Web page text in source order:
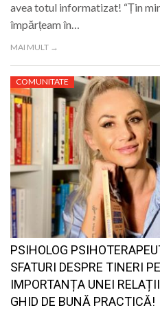
avea totul informatizat! “Țin
împărțeam în…
MAI MULT →
COMUNITATE
PSIHOLOG
SFATURI DESPRE TINERI
IMPORTANȚA UNEI
GHID DE BUNĂ PRACTICĂ!